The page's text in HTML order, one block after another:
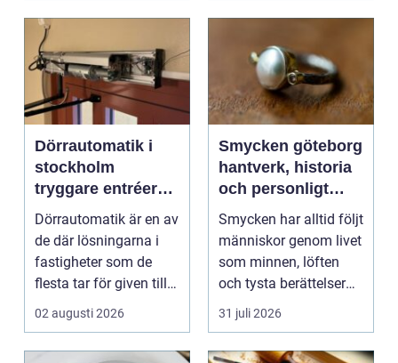
Dörrautomatik i
stockholm
tryggare entréer
och bättre
tillgänglighet
Dörrautomatik är en av
de där lösningarna i
fastigheter som de
flesta tar för given tills
den sakna...
02 augusti 2026
Smycken göteborg
hantverk, historia
och personligt
uttryck
Smycken har alltid följt
människor genom livet
som minnen, löften
och tysta berättelser
nära huden....
31 juli 2026